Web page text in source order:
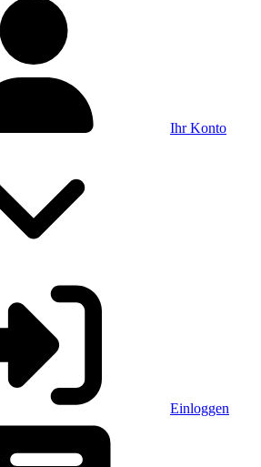
Ihr Konto
Einloggen